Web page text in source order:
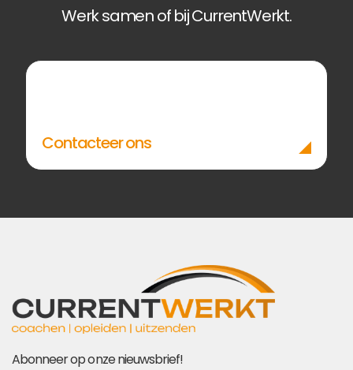
Werk samen of bij CurrentWerkt.
Contacteer ons
Abonneer op onze nieuwsbrief!